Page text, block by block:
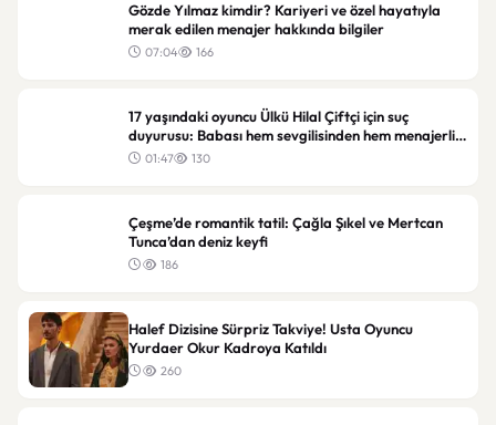
Ünlü Oyuncu Hare Sürel Mutluluğa “Evet” Dedi:
Oğuz Erdin ile Evlend
Gözde Yılmaz kimdir? Kariyeri ve özel hayatıyla
merak edilen menajer hakkında bilgiler
07:04 166
17 yaşındaki oyuncu Ülkü Hilal Çiftçi için suç
duyurusu: Babası hem sevgilisinden hem menajerlik
şirketinden şikayetçi oldu
01:47 130
Çeşme’de romantik tatil: Çağla Şıkel ve Mertcan
Tunca’dan deniz keyfi
186
Halef Dizisine Sürpriz Takviye! Usta Oyuncu
Yurdaer Okur Kadroya Katıldı
260